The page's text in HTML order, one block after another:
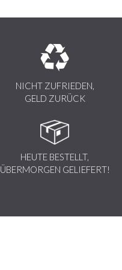
NICHT ZUFRIEDEN,
GELD ZURÜCK
HEUTE BESTELLT,
ÜBERMORGEN GELIEFERT!